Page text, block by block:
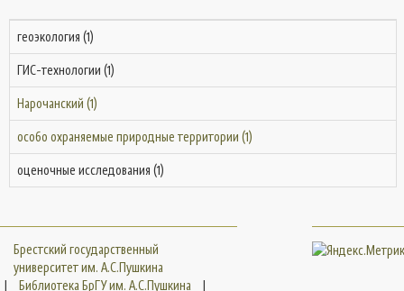
геоэкология (1)
ГИС-технологии (1)
Нарочанский (1)
особо охраняемые природные территории (1)
оценочные исследования (1)
Брестский государственный
университет им. А.С.Пушкина
|
Библиотека БрГУ им. А.С.Пушкина
|